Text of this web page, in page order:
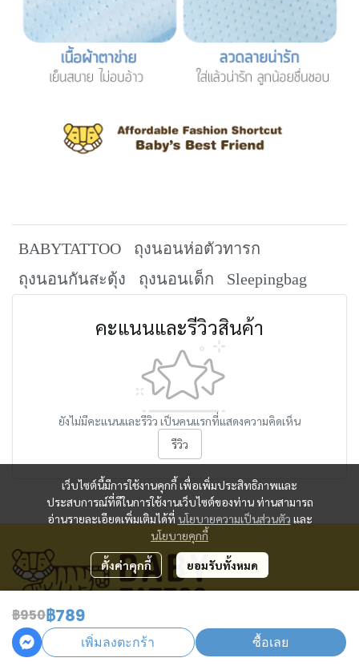
BABYTATTOO
ถุงนอนห่อตัวทารก
ถุงนอนกันสะดุ้ง
ถุงนอนเด็ก Sleepingbag
คะแนนและรีวิวสินค้า
ยังไม่มีคะแนนและรีวิว เป็นคนแรกที่แสดงความคิดเห็น
รีวิว
฿950฿789
เพิ่มลงตะกร้า ซื้อเลย
เว็บไซต์นี้มีการใช้งานคุกกี้ เพื่อเพิ่มประสิทธิภาพและ
ประสบการณ์ที่ดีในการใช้งานเว็บไซต์ของท่าน ท่านสามารถ
อ่านรายละเอียดเพิ่มเติมได้ที่ นโยบายความเป็นส่วนตัว และ
นโยบายคุกกี้
ตั้งค่าคุกกี้ ยอมรับทั้งหมด
ศูนย์บริการลูกค้า
เวลาทำการ: วันจันทร์ - วันศุกร์ 09:00 - 18:00 น.
Tel: 02 092 4216